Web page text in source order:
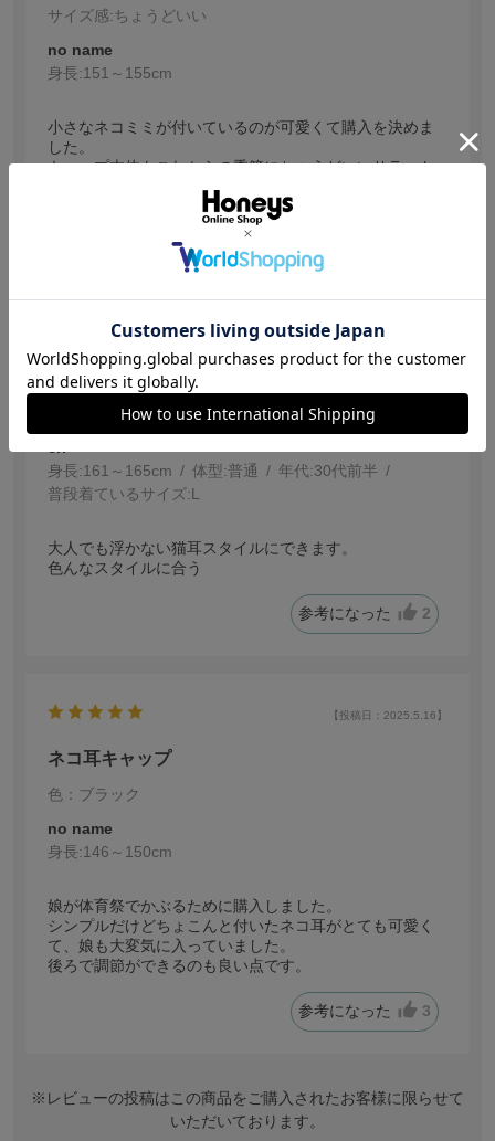
サイズ感:ちょうどいい
no name
身長:151～155cm
小さなネコミミが付いているのが可愛くて購入を決めま
した。
キャップ本体もこれからの季節にちょうどいいサラット
【投稿日：2025.5.21】
とにかく可愛い
色：ブラック
身長:161～165cm 体型:普通 年代:30代前半
普段着ているサイズ:L
大人でも浮かない猫耳スタイルにできます。
色んなスタイルに合う
参考になった 2
【投稿日：2025.5.16】
ネコ耳キャップ
色：ブラック
no name
身長:146～150cm
娘が体育祭でかぶるために購入しました。
シンプルだけどちょこんと付いたネコ耳がとても可愛く
て、娘も大変気に入っていました。
後ろで調節ができるのも良い点です。
参考になった 3
※レビューの投稿はこの商品をご購入されたお客様に限らせて
いただいております。